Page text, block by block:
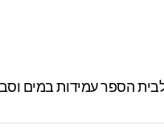
הספר עמידות במים